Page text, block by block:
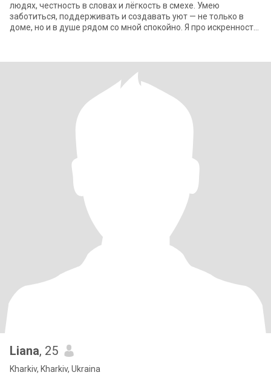
людях, честность в словах и лёгкость в смехе. Умею
заботиться, поддерживать и создавать уют — не только в
доме, но и в душе рядом со мной спокойно. Я про искренность,
Liana, 25
Kharkiv, Kharkiv, Ukraina